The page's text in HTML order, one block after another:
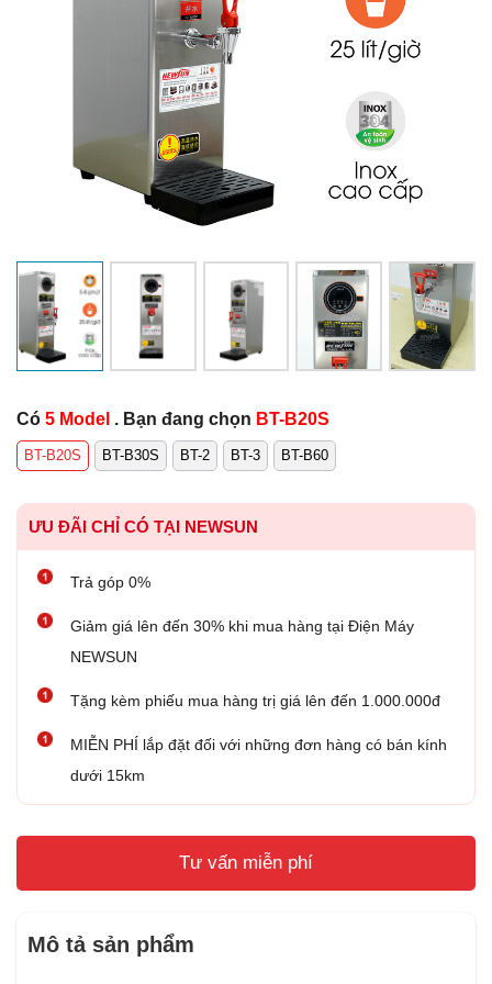
Có 5 Model . Bạn đang chọn BT-B20S
BT-B20S BT-B30S BT-2 BT-3 BT-B60
ƯU ĐÃI CHỈ CÓ TẠI NEWSUN
Trả góp 0%
Giảm giá lên đến 30% khi mua hàng tại Điện Máy
NEWSUN
Tặng kèm phiếu mua hàng trị giá lên đến 1.000.000đ
MIỄN PHÍ lắp đặt đối với những đơn hàng có bán kính
dưới 15km
Tư vấn miễn phí
Mô tả sản phẩm